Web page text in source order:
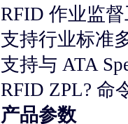
RFID 作业监
支持行业标准
支持与 ATA
RFID ZPL? 命
产品参数